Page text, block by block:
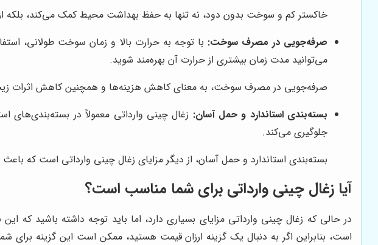
خاکستر کم و سوخت بدون دود، نه تنها به حفظ بهداشت محیط کمک می‌کند، بلکه از
صرفه‌جویی در مصرف سوخت: با توجه به حرارت بالا و زمان سوخت طولانی،
می‌توانید مدت زمان بیشتری از حرارت آن بهره‌مند شوید.
صرفه‌جویی در مصرف سوخت، به معنای کاهش هزینه‌ها و همچنین کاهش
بسته‌بندی استاندارد و حمل آسان: زغال چینی وارداتی معمولاً در
جلوگیری می‌کند.
بسته‌بندی استاندارد و حمل آسان، از دیگر مزایای زغال چینی وارداتی است که
آیا زغال چینی وارداتی برای شما مناسب است؟
در حالی که زغال چینی وارداتی مزایای بسیاری دارد، اما باید توجه داشته باشید که
است، بنابراین اگر به دنبال یک گزینه ارزان قیمت هستید، ممکن است این گزینه برای